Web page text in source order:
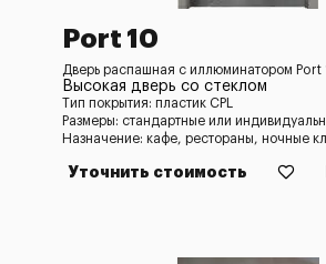
Port 10
Дверь распашная с иллюминатором Port
Высокая дверь со стеклом
Тип покрытия: пластик CPL
Размеры: стандартные или
Назначение: кафе, рестораны, ночные
Уточнить стоимость